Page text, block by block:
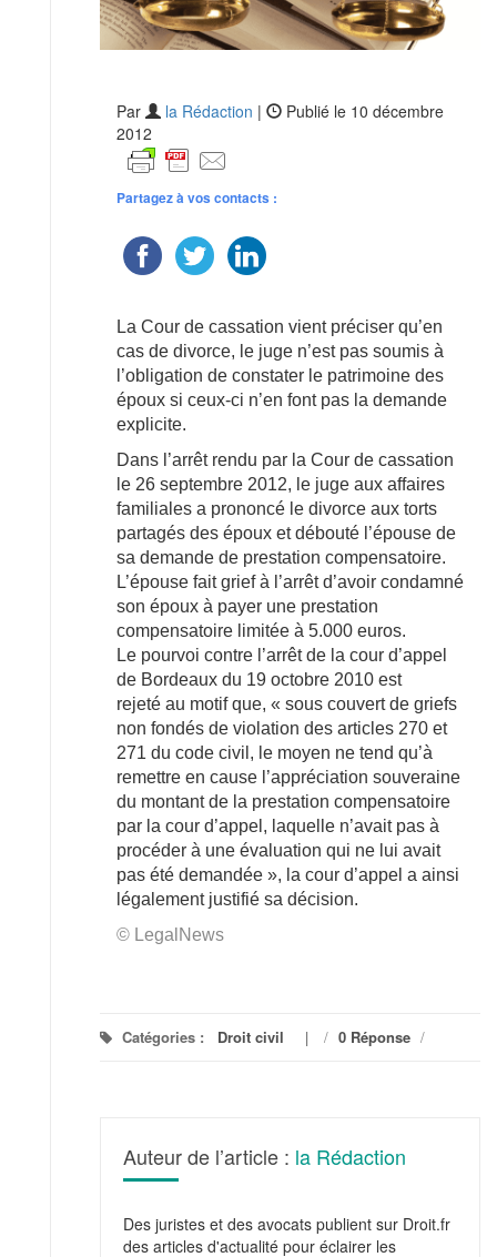
Par la Rédaction |
Publié le 10 décembre
2012
Partagez à vos contacts :
La Cour de cassation vient préciser qu’en
cas de divorce, le juge n’est pas soumis à
l’obligation de constater le patrimoine des
époux si ceux-ci n’en font pas la demande
explicite.
Dans l’arrêt rendu par la Cour de cassation
le 26 septembre 2012, le juge aux affaires
familiales a prononcé le divorce aux torts
partagés des époux et débouté l’épouse de
sa demande de prestation compensatoire.
L’épouse fait grief à l’arrêt d’avoir condamné
son époux à payer une prestation
compensatoire limitée à 5.000 euros.
Le pourvoi contre l’arrêt de la cour d’appel
de Bordeaux du 19 octobre 2010 est
rejeté au motif que, « sous couvert de griefs
non fondés de violation des articles 270 et
271 du code civil, le moyen ne tend qu’à
remettre en cause l’appréciation souveraine
du montant de la prestation compensatoire
par la cour d’appel, laquelle n’avait pas à
procéder à une évaluation qui ne lui avait
pas été demandée », la cour d’appel a ainsi
légalement justifié sa décision.
© LegalNews
Catégories : Droit civil / 0 Réponse /
Auteur de l’article : la Rédaction
Des juristes et des avocats publient sur Droit.fr
des articles d'actualité pour éclairer les